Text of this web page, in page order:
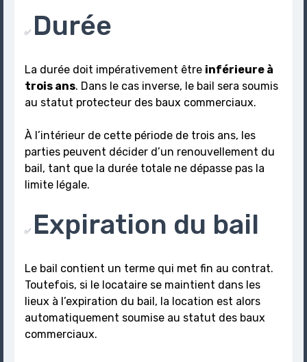
✅ Durée
La durée doit impérativement être inférieure à
trois ans. Dans le cas inverse, le bail sera soumis
au statut protecteur des baux commerciaux.
À l’intérieur de cette période de trois ans, les
parties peuvent décider d’un renouvellement du
bail, tant que la durée totale ne dépasse pas la
limite légale.
✅ Expiration du bail
Le bail contient un terme qui met fin au contrat.
Toutefois, si le locataire se maintient dans les
lieux à l’expiration du bail, la location est alors
automatiquement soumise au statut des baux
commerciaux.